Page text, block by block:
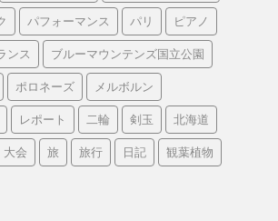
パフォーマンス パリ ピアノ
ンス ブルーマウンテンズ国立公園
ポロネーズ メルボルン
レポート 二輪 剣玉 北海道
大会 旅 旅行 日記 観葉植物